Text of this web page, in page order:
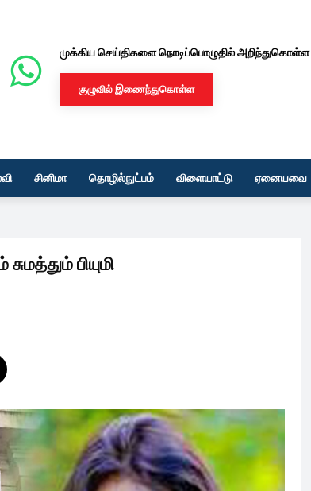
முக்கிய செய்திகளை நொடிப்பொழுதில் அறிந்துகொள்ள
குழுவில் இணைந்துகொள்ள
சினிமா தொழில்நுட்பம் விளையாட்டு ஏனையவை
பியுமி